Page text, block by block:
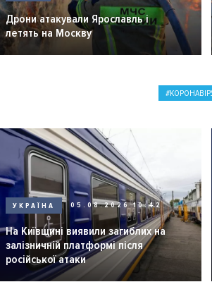
Дрони атакували Ярославль і
летять на Москву
УКРАЇНА 05.08.2026 10:42
На Київщині виявили загиблих на
залізничній платформі після
російської атаки